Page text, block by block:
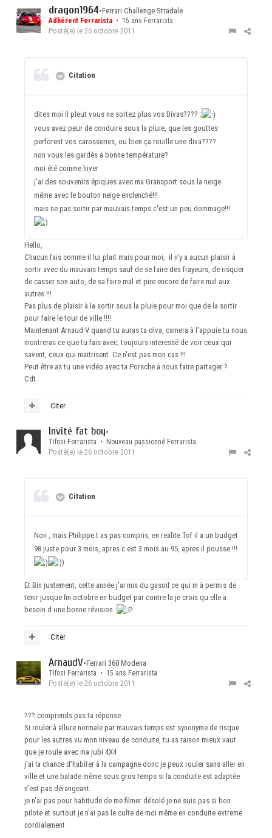
dragon1964•Ferrari Challenge Stradale
Adhérent Ferrarista • 15 ans Ferrarista
Posté(e) le 26 octobre 2011
Citation
dites moi il pleut vous ne sortez plus vos Divas???? :
vous avez peur de conduire sous la pluie, que les gouttes
perforent vos carosseries, ou bien ça rouille une diva????
non vous les gardés à bonne température?
moi été comme hiver
j'ai des souvenirs épiques avec ma Gransport sous la neige
même avec le bouton neige enclenché!!!
mais ne pas sortir par mauvais temps c'est un peu dommage!!!
Hello,
Chacun fais comme il lui plait mais pour moi, il n'y a aucun plaisir à
sortir avec du mauvais temps sauf de se faire des frayeurs, de risquer
de casser son auto, de sa faire mal et pire encore de faire mal aux
autres !!!
Pas plus de plaisir à la sortir sous la pluie pour moi que de la sortir
pour faire le tour de ville !!!!
Maintenant Arnaud V quand tu auras ta diva, camera à l'appuie tu nous
montreras ce que tu fais avec; toujours interessé de voir ceux qui
savent, ceux qui maitrisent. Ce n'est pas mon cas !!!
Peut être as tu une vidéo avec ta Porsche à nous faire partager ?
Cdt
Citer
Invité fat boy•
Tifosi Ferrarista • Nouveau passionné Ferrarista
Posté(e) le 26 octobre 2011
Citation
Non , mais Philippe t as pas compris, en realite Tof il a un budget
98 juste pour 3 mois, apres c est 3 mois au 95, apres il pousse !!!
)
Et Bin justement, cette année j'ai mis du gasoil ce qui m à permis de
tenir jusque fin octobre en budget par contre la je crois qu elle a
besoin d une bonne révision
Citer
ArnaudV•Ferrari 360 Modena
Tifosi Ferrarista • 15 ans Ferrarista
Posté(e) le 26 octobre 2011
??? comprends pas ta réponse
Si rouler à allure normale par mauvais temps est synonyme de risque
pour les autres vu mon niveau de conduite, tu as raison mieux vaut
que je roule avec ma jubi 4X4
j'ai la chance d'habiter à la campagne donc je peux rouler sans aller en
ville et une balade même sous gros temps si la conduite est adaptée
n'est pas dérangeant.
je n'ai pas pour habitude de me filmer désolé je ne suis pas si bon
pilote et surtout je n'ai pas le culte de moi même en conduite extreme
cordialement